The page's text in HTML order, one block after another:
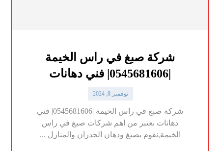
شركة صبغ في راس الخيمة
نوفمبر 8, 2024
شركة صبغ في راس الخيمة |0545681606| فني
دهانات نعتبر من اهم شركات صبغ في راس
الخيمة,نقوم بصبغ ودهان الجدران والمنازل ...